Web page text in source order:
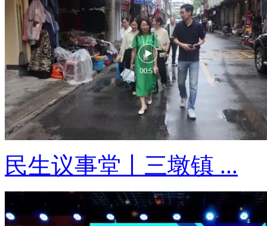
民生议事堂丨三墩镇 ...